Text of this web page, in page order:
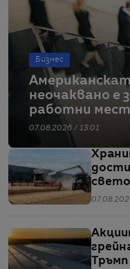
Бизнес
неочаквано е
работни
07.08.2026 / 13:01